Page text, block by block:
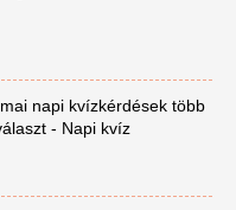
napi kvízkérdések több
- Napi kvíz